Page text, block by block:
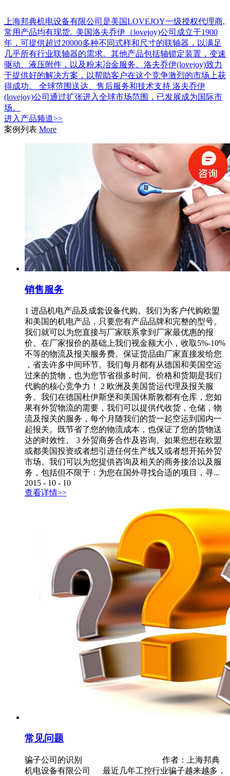
上海邦典机电设备有限公司是美国LOVEJOY一级授权代理商,
常用产品均有现货. 美国洛夫乔伊（lovejoy)公司成立于1900
年，可提供超过20000多种不同式样和尺寸的联轴器，以满足
几乎所有行业联轴器的需求。其他产品包括轴锁定装置，变速
驱动、液压附件，以及粉末冶金服务。洛夫乔伊(lovejoy)致力
于提供好的解决方案，以帮助客户在这个竞争激烈的市场上获
得成功。 全球范围送达、售后服务和技术支持 洛夫乔伊
(lovejoy)公司通过扩张进入全球市场范围，已发展成为国际市
场。
进入 产品频道>>
案例列表 More
销售服务
1 进品机电产品及成套设备代购。我们为客户代购欧盟
和美国的机电产品，只要您有产品品牌和完整的型号。
我们就可以为您直接与厂家联系拿到厂家最优惠的报
价。在厂家报价的基础上我们视金额大小，收取5%-10%
不等的物流及报关服务费。保证货品由厂家直接发给您
，省去许多中间环节。我们每月都有从德国和美国空运
过来的货物，也为您节省很多时间。价格和货期是我们
代购的核心竞争力！ 2 欧洲及美国货运代理及报关服
务。我们在德国杜伊斯堡和美国休斯敦都有仓库，您如
果有外贸物流的需要，我们可以提供代收货，仓储，物
流及报关的服务，每个月随我们的货一起空运到国内一
起报关。既节省了您的物流成本，也保证了您的货物送
达的时效性。 3 外贸商务合作及咨询。如果您想在欧盟
或都美国投资或者想引进任何生产线又或者想开拓外贸
市场。我们可以为您提供咨询及相关的商务接洽以及服
务，包括但不限于：为您在国外寻找合适的项目，寻...
2015 - 10 - 10
查看详情>>
常见问题
骗子公司的识别 作者：上海邦典
机电设备有限公司 最近几年工控行业骗子越来越多，